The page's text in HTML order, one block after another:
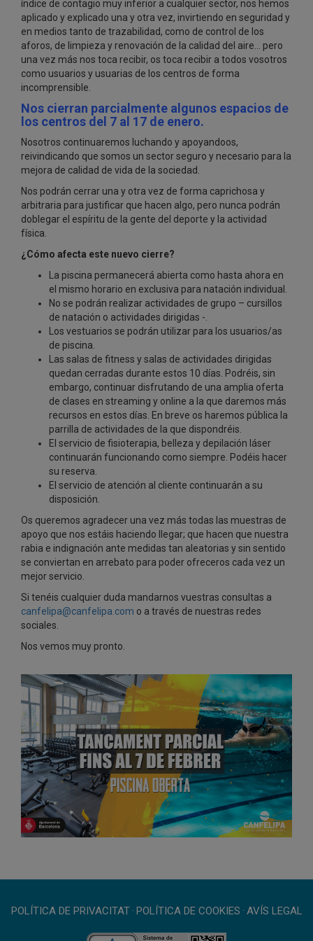
índice de contagio muy inferior a cualquier sector, nos hemos
aplicado y explicado una y otra vez, invirtiendo en seguridad y
en medios tanto de trazabilidad, como de control de los
aforos, de limpieza y renovación de la calidad del aire… pero
una vez más nos toca recibir, os toca recibir a todos vosotros
como usuarios y usuarias de los centros de forma
incomprensible.
Nos cierran parcialmente algunos espacios de
los centros del 7 al 17 de enero.
Nosotros continuaremos luchando y apoyandoos,
reivindicando que somos un sector seguro y necesario para la
mejora de calidad de vida de la sociedad.
Nos podrán cerrar una y otra vez de forma caprichosa y
arbitraria para justificar que hacen algo, pero nunca podrán
doblegar el espíritu de la gente del deporte y la actividad
física.
¿Cómo afecta este nuevo cierre?
La piscina permanecerá abierta como hasta ahora en
el mismo horario en exclusiva para natación individual.
No se podrán realizar actividades de grupo – cursillos
de natación o actividades dirigidas -.
Los vestuarios se podrán utilizar para los usuarios/as
de piscina.
Las salas de fitness y salas de actividades dirigidas
quedan cerradas durante estos 10 días. Podréis, sin
embargo, continuar disfrutando de una amplia oferta
de clases en streaming y online a la que daremos más
recursos en estos días. En breve os haremos pública la
parrilla de actividades de la que dispondréis.
El servicio de fisioterapia, belleza y depilación láser
continuarán funcionando como siempre. Podéis hacer
su reserva.
El servicio de atención al cliente continuarán a su
disposición.
Os queremos agradecer una vez más todas las muestras de
apoyo que nos estáis haciendo llegar; que hacen que nuestra
rabia e indignación ante medidas tan aleatorias y sin sentido
se conviertan en arrebato para poder ofreceros cada vez un
mejor servicio.
Si tenéis cualquier duda mandarnos vuestras consultas a
canfelipa@canfelipa.com o a través de nuestras redes
sociales.
Nos vemos muy pronto.
POLÍTICA DE PRIVACITAT · POLÍTICA DE COOKIES · AVÍS LEGAL